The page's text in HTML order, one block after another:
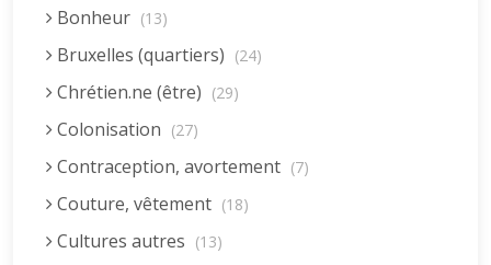
Bonheur (13)
Bruxelles (quartiers) (24)
Chrétien.ne (être) (29)
Colonisation (27)
Contraception, avortement (7)
Couture, vêtement (18)
Cultures autres (13)